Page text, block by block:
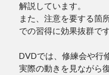
解説しています。
また、注意を要する箇
での習得に効果抜群です
DVDでは、修練会や行
実際の動きを見ながら